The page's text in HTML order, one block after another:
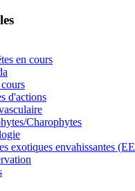
en cours
d'actions
Charophytes
exotiques envahissantes